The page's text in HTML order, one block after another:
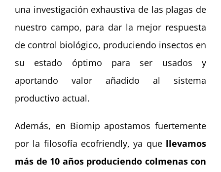
una investigación exhaustiva de las plagas de
nuestro campo, para dar la mejor respuesta
de control biológico, produciendo insectos en
su estado óptimo para ser usados y
aportando valor añadido al sistema
productivo actual.
Además, en Biomip apostamos fuertemente
por la filosofía ecofriendly, ya que llevamos
más de 10 años produciendo colmenas con